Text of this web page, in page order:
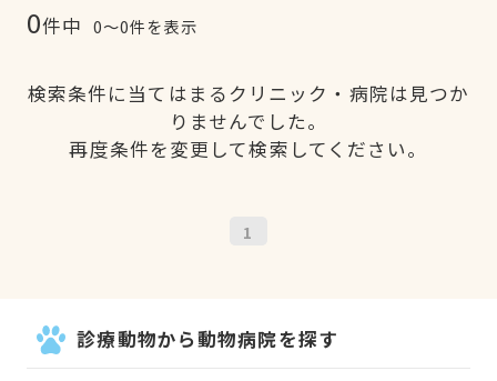
0件中 0〜0件を表示
検索条件に当てはまるクリニック・病院は見つか
りませんでした。
再度条件を変更して検索してください。
1
診療動物から動物病院を探す